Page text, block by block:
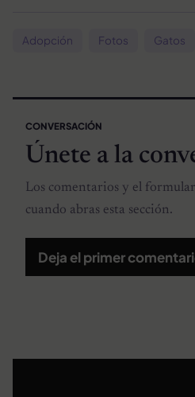
Adopción Fotos Gatos
CONVERSACIÓN
Únete a la
Los comentarios y el
cuando abras esta sección.
Deja el primer